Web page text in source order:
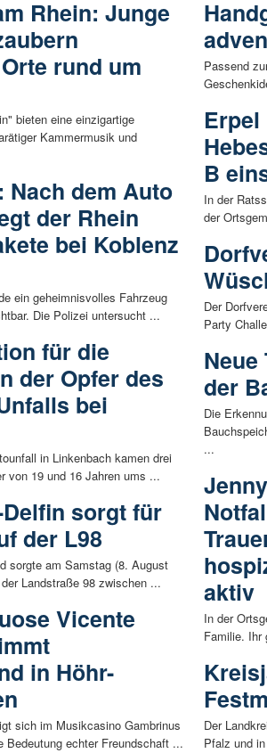
Rhein: Junge
rund um
bieten eine einzigartige
Kammermusik und
dem Auto
der Rhein
bei Koblenz
ein geheimnisvolles Fahrzeug
Die Polizei untersucht ...
für die
der Opfer des
bei
in Linkenbach kamen drei
von 19 und 16 Jahren ums ...
sorgt für
der L98
sorgte am Samstag (8. August
Landstraße 98 zwischen ...
Vicente
in Höhr-
sich im Musikcasino Gambrinus
Bedeutung echter Freundschaft ...
Passend
B
In der
der
Der
Party
der
Die
...
aktiv
In der
Familie. Ihr
Der
Pfalz und